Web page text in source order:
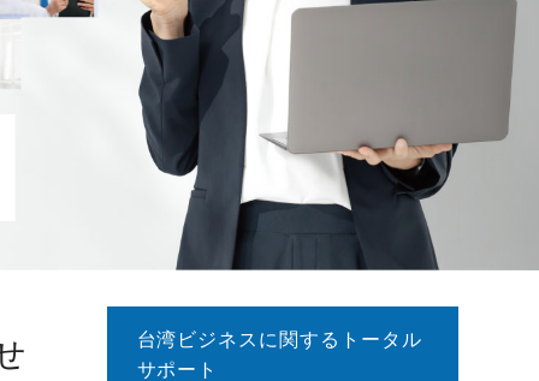
台湾ビジネスに関するトータル
サポート